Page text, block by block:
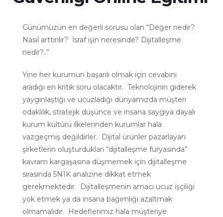
Günümüzün en değerli sorusu olan “Değer nedir?
Nasıl arttırılır? İsraf işin neresinde? Dijitalleşme
nedir?..”
Yine her kurumun başarılı olmak için cevabını
aradığı en kritik soru olacaktır. Teknolojinin giderek
yaygınlaştığı ve ucuzladığı dünyamızda müşteri
odaklılık, stratejik düşünce ve insana saygıya dayalı
kurum kültürü ilkelerinden kurumlar hala
vazgeçmiş değildirler. Dijital ürünler pazarlayan
şirketlerin oluşturdukları “dijitalleşme furyasında”
kavram kargaşasına düşmemek için dijitalleşme
sırasında 5N1K analizine dikkat etmek
gerekmektedir. Dijitalleşmenin amacı ucuz işçiliği
yok etmek ya da insana bağımlığı azaltmak
olmamalıdır. Hedeflerimiz hala müşteriye